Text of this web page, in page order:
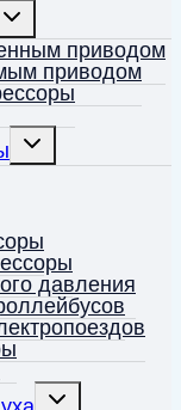
Переключить
приводом
приводом
Переключить
давления
Переключить